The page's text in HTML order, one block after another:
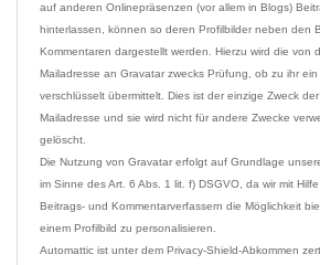
auf anderen Onlinepräsenzen (vor allem in Blogs)
hinterlassen, können so deren Profilbilder neben den
Kommentaren dargestellt werden. Hierzu wird die von
Mailadresse an Gravatar zwecks Prüfung, ob zu ihr ein
verschlüsselt übermittelt. Dies ist der einzige Zweck
Mailadresse und sie wird nicht für andere Zwecke
gelöscht.
Die Nutzung von Gravatar erfolgt auf Grundlage
im Sinne des Art. 6 Abs. 1 lit. f) DSGVO, da wir mit
Beitrags- und Kommentarverfassern die Möglichkeit
einem Profilbild zu personalisieren.
Automattic ist unter dem Privacy-Shield-Abkommen